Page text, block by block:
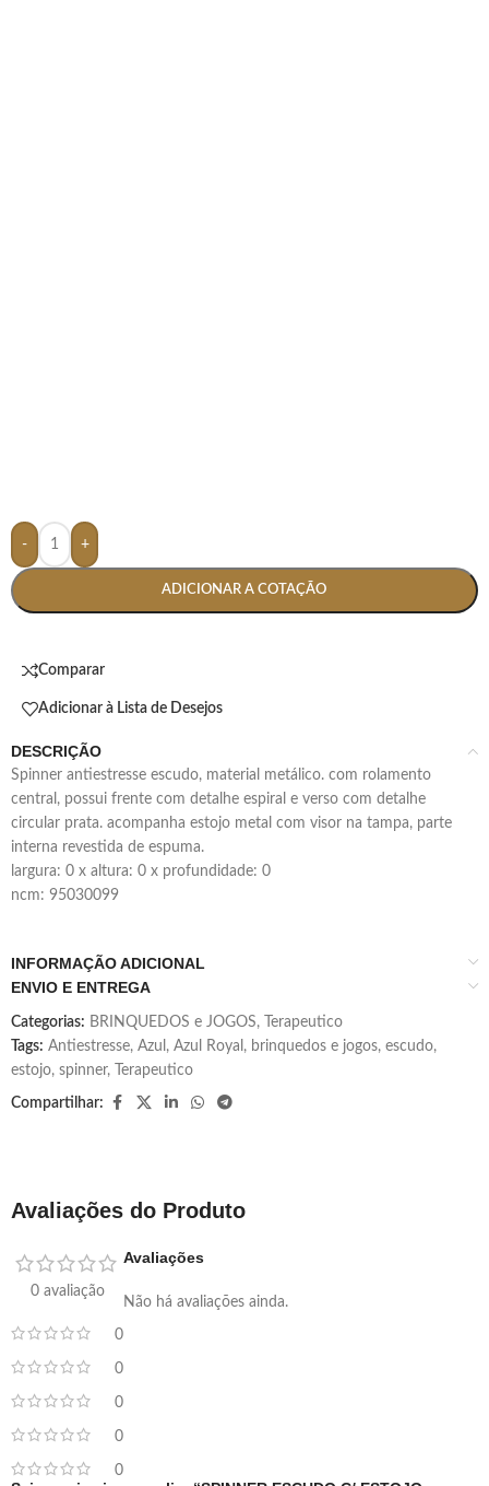
- +
ADICIONAR A COTAÇÃO
Comparar
Adicionar à Lista de Desejos
DESCRIÇÃO
spinner antiestresse escudo, material metálico. com rolamento
central, possui frente com detalhe espiral e verso com detalhe
circular prata. acompanha estojo metal com visor na tampa, parte
interna revestida de espuma.
largura: 0 x altura: 0 x profundidade: 0
ncm: 95030099
INFORMAÇÃO ADICIONAL
ENVIO E ENTREGA
Categorias: BRINQUEDOS e JOGOS,
Terapeutico
Tags: Antiestresse, Azul , Azul Royal , brinquedos e jogos, escudo,
estojo, spinner, Terapeutico
Compartilhar:
Avaliações do Produto
0 avaliação
0
0
0
0
0
Avaliações
Não há avaliações ainda.